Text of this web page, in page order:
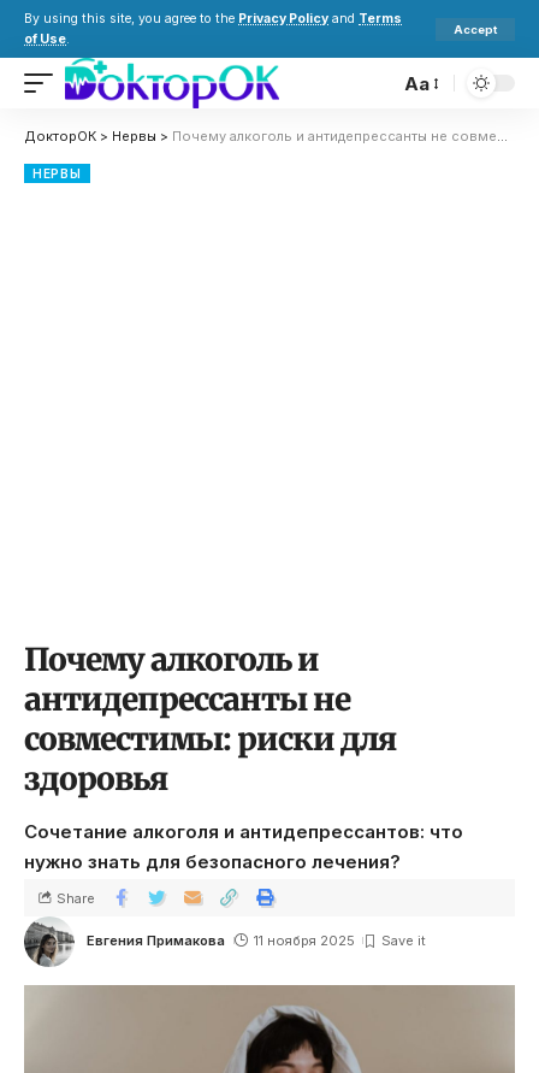
By using this site, you agree to the Privacy Policy and Terms
of Use.
Accept
Aa
ДокторОК > Нервы > Почему алкоголь и антидепрессанты не совместимы: риски для здоровья
НЕРВЫ
Почему алкоголь и
антидепрессанты не
совместимы: риски для
здоровья
Сочетание алкоголя и антидепрессантов: что
нужно знать для безопасного лечения?
Евгения Примакова 11 ноября 2025
Share